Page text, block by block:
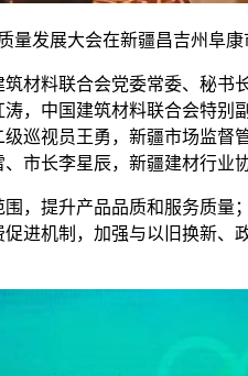
发展大会在新疆昌吉州阜康
料联合会党委常委、秘书
，中国建筑材料联合会特别
巡视员王勇，新疆市场监督
市长李星辰，新疆建材行业
提升产品品质和服务质量
进机制，加强与以旧换新、